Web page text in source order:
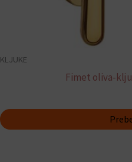
KLJUKE
Fimet oliva-